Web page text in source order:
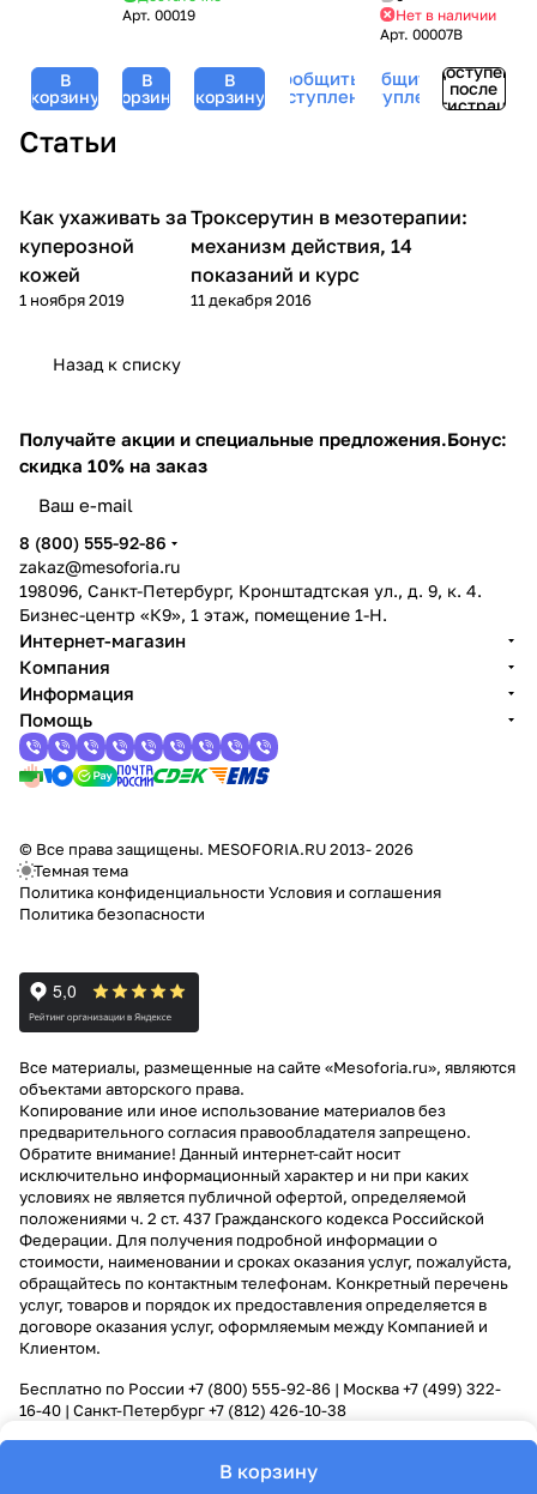
комплексом
(Мезофория)
- 200
мл
В
корзину
очищающая
Clean,
Mesoforia
(Мезофория)
Арт.00019
В
корзину
Mesoforia
В
корзину
встроенным
аккумулятором
Сообщить о
поступлении
Mesoforia
(Мезофория)
200
мл
Нет в наличии
Арт. 00007B
Сообщить о
поступлении
Доступен
после
регистрации
Статьи
Уход за лицом
Как ухаживать за
куперозной
кожей
1 ноября 2019
Микроигольчатая терапия (мезороллер)
Троксерутин в мезотерапии:
механизм действия, 14
показаний и курс
11 декабря 2016
Назад к списку
В корзину
Получайте акции и специальные предложения.Бонус:
скидка 10% на заказ
8 (800) 555-92-86
zakaz@mesoforia.ru
198096, Санкт-Петербург, Кронштадтская ул., д. 9, к. 4.
Бизнес-центр «К9», 1 этаж, помещение 1-Н.
Интернет-магазин
Компания
Информация
Помощь
© Все права защищены. MESOFORIA.RU 2013- 2026
Темная тема
Политика конфиденциальности Условия и соглашения
Политика безопасности
Все материалы, размещенные на сайте «Mesoforia.ru», являются
объектами авторского права.
Копирование или иное использование материалов без
предварительного согласия правообладателя запрещено.
Обратите внимание! Данный интернет-сайт носит
исключительно информационный характер и ни при каких
условиях не является публичной офертой, определяемой
положениями ч. 2 ст. 437 Гражданского кодекса Российской
Федерации. Для получения подробной информации о
стоимости, наименовании и сроках оказания услуг, пожалуйста,
обращайтесь по контактным телефонам. Конкретный перечень
услуг, товаров и порядок их предоставления определяется в
договоре оказания услуг, оформляемым между Компанией и
Клиентом.
Бесплатно по России +7 (800) 555-92-86 | Москва+7 (499) 322-
16-40 | Санкт-Петербург+7 (812) 426-10-38